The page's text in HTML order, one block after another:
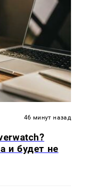
46 минут назад
и будет не